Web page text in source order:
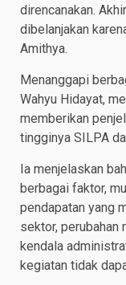
direncanakan.
dibelanjakan
Amithya.
Menanggapi
Wahyu Hidayat,
memberikan
tingginya SILPA
Ia menjelaskan
berbagai faktor,
pendapatan yang
sektor, perubahan
kendala
kegiatan tidak